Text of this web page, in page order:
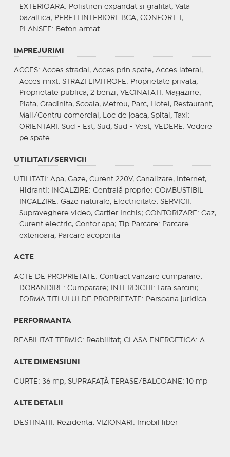
EXTERIOARA: Polistiren expandat si grafitat, Vata
bazaltica; PERETI INTERIORI : BCA; CONFORT : I;
PLANSEE : Beton armat
IMPREJURIMI
ACCES: Acces stradal, Acces prin spate, Acces lateral,
Acces mixt; STRAZI LIMITROFE : Proprietate privata,
Proprietate publica, 2 benzi; VECINATATI : Magazine,
Piata, Gradinita, Scoala, Metrou, Parc, Hotel, Restaurant,
Mall/Centru comercial, Loc de joaca, Spital, Taxi;
ORIENTARI : Sud - Est, Sud, Sud - Vest; VEDERE : Vedere
pe spate
UTILITATI/SERVICII
UTILITATI : Apa, Gaze, Curent 220V, Canalizare, Internet,
Hidranti;
INCALZIRE : Centrală proprie; COMBUSTIBIL
INCALZIRE : Gaze naturale, Electricitate; SERVICII :
Supraveghere video, Cartier Inchis; CONTORIZARE : Gaz,
Curent electric, Contor apa;
Tip Parcare: Parcare
exterioara, Parcare acoperita
ACTE
ACTE DE PROPRIETATE : Contract vanzare cumparare;
DOBANDIRE : Cumparare; INTERDICTII : Fara sarcini;
FORMA TITLULUI DE PROPRIETATE : Persoana juridica
PERFORMANTA
REABILITAT TERMIC: Reabilitat; CLASA ENERGETICA: A
ALTE DIMENSIUNI
CURTE: 36 mp, SUPRAFAȚĂ TERASE/BALCOANE: 10 mp
ALTE DETALII
DESTINATII : Rezidenta; VIZIONARI : Imobil liber